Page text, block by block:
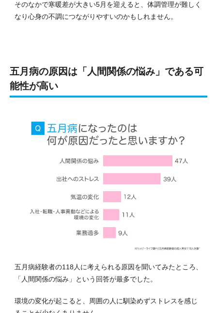
そのなかで寒暖差が大きい5月を迎えると、体調管理が難しく
なり心身の不調につながりやすいのかもしれません。
五月病の原因は「人間関係の悩み」である可
能性が高い
五月病経験者の118人に考えられる原因を聞いてみたところ、
「人間関係の悩み」という回答が最多でした。
環境の変化が起こると、周囲の人に馴染めずストレスを感じ